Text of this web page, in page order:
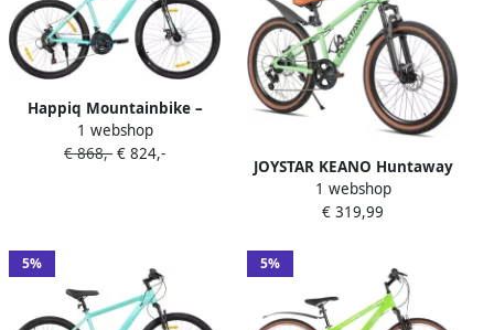
Happiq Mountainbike –
Voor en – Hardtail 21
versnellingen schijfrem – 66
1 webshop
€ 868,- € 824,-
JOYSTAR KEANO Huntaway
Mountainbike 24 inch
Kinder MTB 7 Versnellingen
1 webshop
€ 319,99
5% 5%